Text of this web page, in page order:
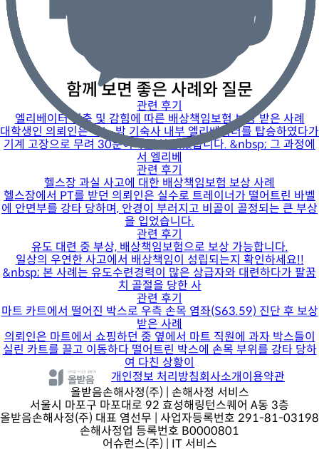
함께 보면 좋은 사례와 질문
관련 후기
엘리베이터 멈춤 및 감힘에 따른 배상책임보험 보상 받은 사례
대학생인 의뢰인은 어느 밤 기숙사 내부 엘리베이터를 탑승하였다가
기계 고장으로 무려 30분이나 갖혀 있었습니다. &nbsp; 그 과정에
서 엘리베
관련 후기
헬스장 과실 사고에 대한 배상책임보험 보상 사례
헬스장에서 PT를 받던 의뢰인은 실수로 트레이너가 떨어트린 바벨
에 안면부를 강타 당하며, 안경이 부러지고 비골이 골정되는 큰 부상
을 입었습니다.
관련 후기
유도 대련 중 부상, 배상책임보험으로 보상 가능합니다.
일상의 우연한 사고에서 배상책임이 성립되는지 확인하세요!!
&nbsp; 본 사례는 유도수련경력이 많은 상급자와 대련하다가 팔꿈
치 골절을 당한 사
관련 후기
마트 카트에서 떨어진 박스로 우측 손목 염좌(S63.59) 진단 후 보상
받은 사례
의뢰인은 마트에서 쇼핑하던 중 옆에서 마트 직원에 과자 박스들이
실린 카트를 끌고 이동하다 떨어트린 박스에 손목 부위를 강타 당하
여 다친 상황이
개인정보 처리방침회사소개이용약관
올받음손해사정(주) | 손해사정 서비스
서울시 마포구 마포대로 92 효성해링턴스퀘어 A동 3층
올받음손해사정(주) 대표 염선무 | 사업자등록번호 291-81-03198
손해사정업 등록번호 B0000801
어슈런스(주) | IT 서비스